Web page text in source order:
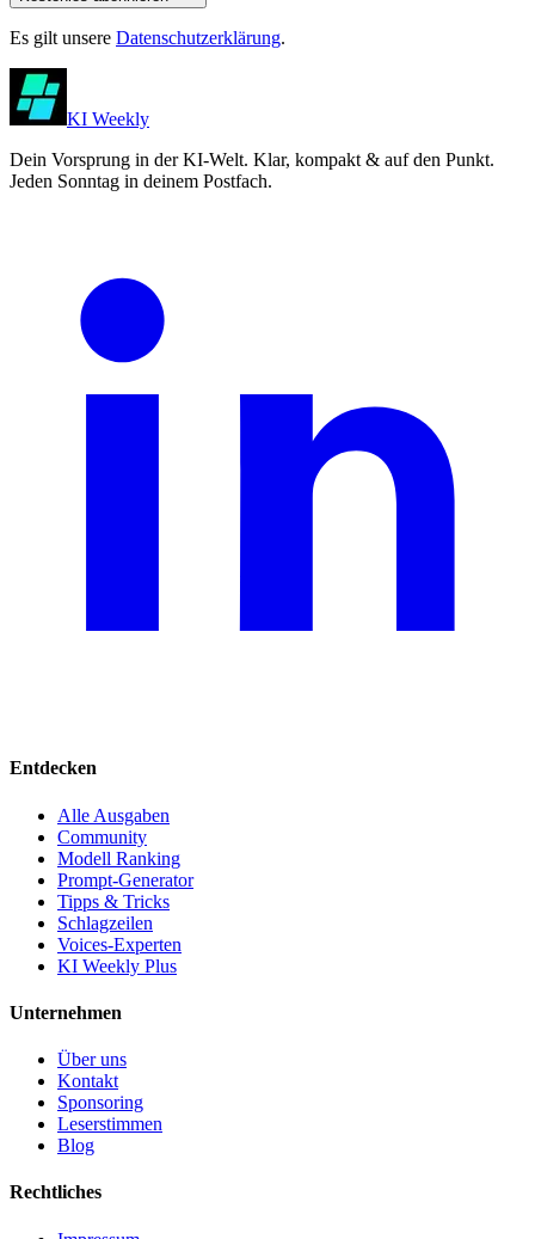
Es gilt unsere Datenschutzerklärung.
KI Weekly
Dein Vorsprung in der KI-Welt. Klar, kompakt & auf den Punkt.
Jeden Sonntag in deinem Postfach.
Entdecken
Alle Ausgaben
Community
Modell Ranking
Prompt-Generator
Tipps & Tricks
Schlagzeilen
Voices-Experten
KI Weekly Plus
Unternehmen
Über uns
Kontakt
Sponsoring
Leserstimmen
Blog
Rechtliches